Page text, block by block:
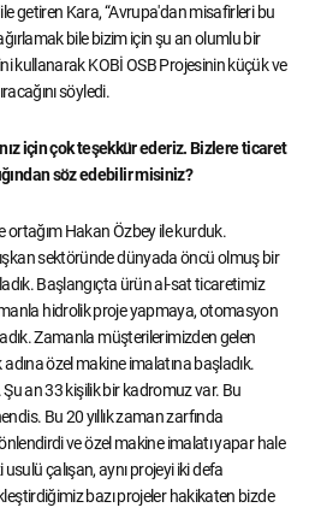
getiren Kara, “Avrupa'dan misafirleri bu
bile bizim için şu an olumlu bir
kullanarak KOBİ OSB Projesinin küçük ve
söyledi.
için çok teşekkür ederiz. Bizlere ticaret
söz edebilir misiniz?
ortağım Hakan Özbey ile kurduk.
sektöründe dünyada öncü olmuş bir
Başlangıçta ürün al-sat ticaretimiz
hidrolik proje yapmaya, otomasyon
Zamanla müşterilerimizden gelen
özel makine imalatına başladık.
an 33 kişilik bir kadromuz var. Bu
Bu 20 yıllık zaman zarfında
ve özel makine imalatı yapar hale
usulü çalışan, aynı projeyi iki defa
bazı projeler hakikaten bizde